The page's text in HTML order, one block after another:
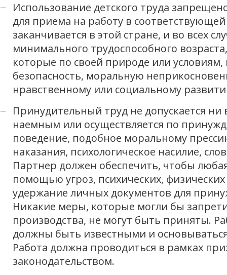
Использование детского труда
для приема на работу в
заканчивается в этой стране, и во всех
минимального трудоспособного
которые по своей природе или
безопасность, моральную
нравственному или социальному
Принудительный труд не допускается
наемным или осуществляется по
поведение, подобное моральному
наказания, психологическое насилие,
Партнер должен обеспечить, чтобы
помощью угроз, психических,
удержание личных документов для
Никакие меры, которые могли бы
производства, не могут быть приняты.
должны быть известными и
Работа должна проводиться в рамках
законодательством.